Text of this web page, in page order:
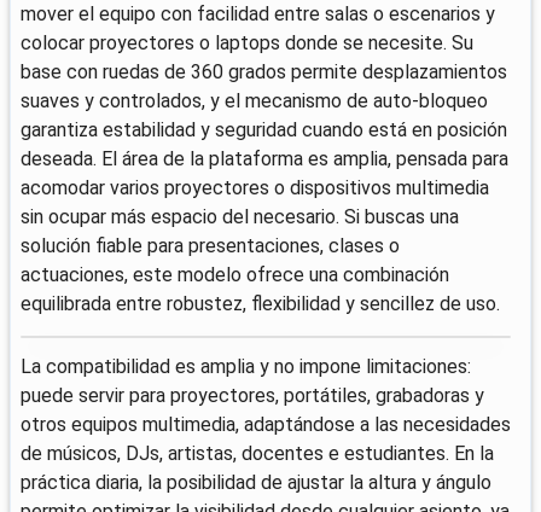
mover el equipo con facilidad entre salas o escenarios y
colocar proyectores o laptops donde se necesite. Su
base con ruedas de 360 grados permite desplazamientos
suaves y controlados, y el mecanismo de auto-bloqueo
garantiza estabilidad y seguridad cuando está en posición
deseada. El área de la plataforma es amplia, pensada para
acomodar varios proyectores o dispositivos multimedia
sin ocupar más espacio del necesario. Si buscas una
solución fiable para presentaciones, clases o
actuaciones, este modelo ofrece una combinación
equilibrada entre robustez, flexibilidad y sencillez de uso.
La compatibilidad es amplia y no impone limitaciones:
puede servir para proyectores, portátiles, grabadoras y
otros equipos multimedia, adaptándose a las necesidades
de músicos, DJs, artistas, docentes e estudiantes. En la
práctica diaria, la posibilidad de ajustar la altura y ángulo